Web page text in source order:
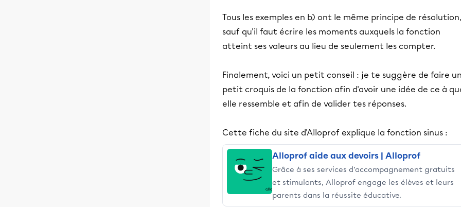
Tous les exemples en b) ont le même principe de résolution,
sauf qu'il faut écrire les moments auxquels la fonction
atteint ses valeurs au lieu de seulement les compter.
Finalement, voici un petit conseil : je te suggère de faire un
petit croquis de la fonction afin d'avoir une idée de ce à
elle ressemble et afin de valider tes réponses.
Cette fiche du site d'Alloprof explique la fonction sinus :
Alloprof aide aux devoirs | Alloprof
Grâce à ses services d’accompagnement gratuits
et stimulants, Alloprof engage les élèves et leurs
parents dans la réussite éducative.